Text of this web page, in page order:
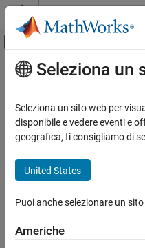
Vai al contenuto
Attiva/disattiva
Risorsa
Stato
Contenuto principale
Seleziona un
Seleziona un sito web per
disponibile e vedere eventi e
geografica, ti consigliamo di
United States
Puoi anche selezionare un
Americhe